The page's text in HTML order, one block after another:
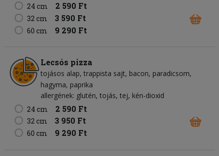
24 cm
2 590 Ft
32 cm 3 590 Ft
60 cm 9 290 Ft
Lecsós pizza
tojásos alap trappista sajt bacon paradicsom
hagyma paprika
allergének: glutén, tojás, tej, kén-dioxid
24 cm
2 590 Ft
32 cm 3 950 Ft
60 cm 9 290 Ft